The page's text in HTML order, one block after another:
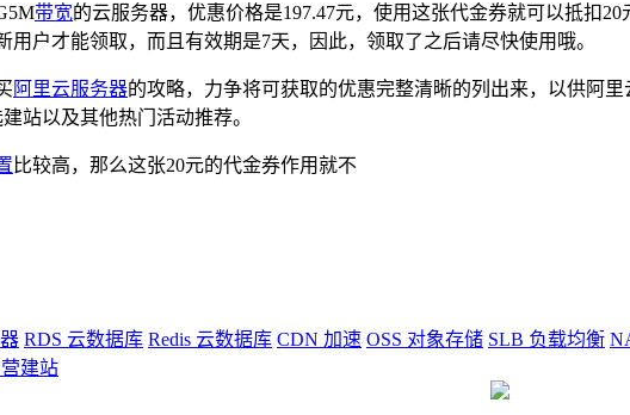
带宽的云服务器，优惠价格是197.47元，使用这张代金券就可以抵扣20
用户才能领取，而且有效期是7天，因此，领取了之后请尽快使用哦。
阿里云服务器的攻略，力争将可获取的优惠完整清晰的列出来，以供阿
站以及其他热门活动推荐。
比较高，那么这张20元的代金券作用就不
RDS 云数据库 Redis 云数据库 CDN 加速 OSS 对象存储 SLB 负载均衡
建站